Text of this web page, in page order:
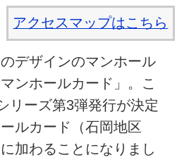
アクセスマップはこちら
デザインのマンホール
ンホールカード」。こ
リーズ第3弾発行が決定
ルカード（石岡地区
加わることになりまし